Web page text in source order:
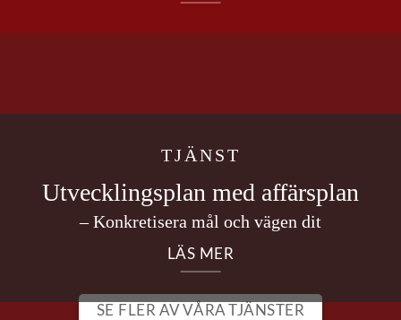
TJÄNST
Utvecklingsplan med affärsplan
– Konkretisera mål och vägen dit
LÄS MER
SE FLER AV VÅRA TJÄNSTER